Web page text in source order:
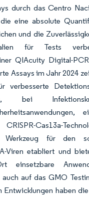
durch das Centro
eine absolute
und die
für Tests
QIAcuity Digital-
Assays im Jahr 2024
verbesserte
bei
Cas13a-
Werkzeug für den
Viren etabliert und
einsetzbare
auf das GMO
Entwicklungen haben